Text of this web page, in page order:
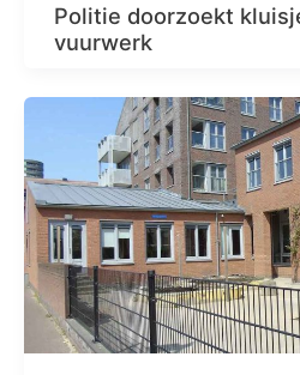
Politie doorzoekt
vuurwerk